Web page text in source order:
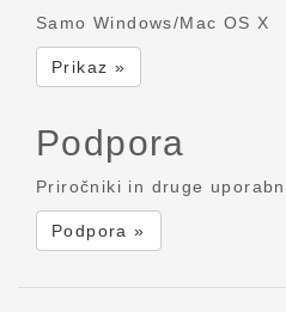
Samo Windows/Mac OS X
Prikaz »
Podpora
Priročniki in druge
Podpora »